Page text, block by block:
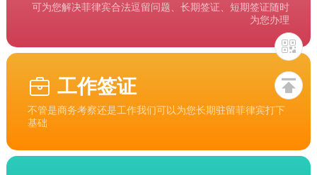
可为您解决菲律宾合法逗留问题、长期签证、短期签证随时
为您办理
工作签证
不管是商务考察还是工作我们可以为您长期驻留菲律宾打下
基础